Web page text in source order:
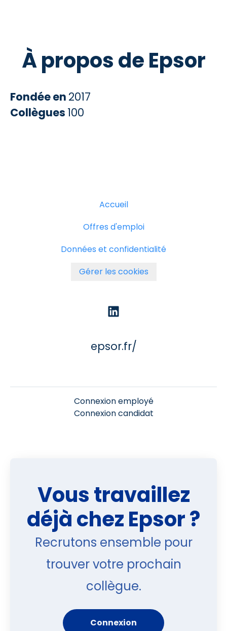
À propos de Epsor
Fondée en 2017
Collègues 100
Accueil
Offres d'emploi
Données et confidentialité
Gérer les cookies
epsor.fr/
Connexion employé
Connexion candidat
Vous travaillez
déjà chez Epsor ?
Recrutons ensemble pour
trouver votre prochain
collègue.
Connexion